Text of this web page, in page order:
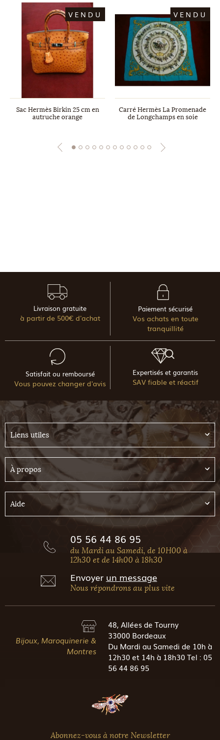
VENDU
Sac Hermès Birkin 25 cm en
autruche orange
VENDU
Carré Hermès La Promenade
de Longchamps en soie
Livraison gratuite
à partir de 500€ d'achat
Paiement sécurisé
Vos achats en toute
tranquillité
Satisfait ou remboursé
Vous pouvez changer d'avis
Expertisés et garantis
SAV fiable et réactif
Liens utiles
À propos
Aide
05 56 44 86 95
du Mardi au Samedi, de 10H00 à
12h30 et de 14h00 à 18h30
Envoyer un message
Nous répondrons au plus vite
Bijoux, Maroquinerie &
Montres
48, Allées de Tourny
33000 Bordeaux
Du Mardi au Samedi de 10h à
12h30 et 14h à 18h30 Tel : 05
56 44 86 95
Abonnez-vous à notre Newsletter